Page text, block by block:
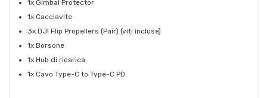
1x Gimbal Protector
1x Cacciavite
3x DJI Flip Propellers (Pair) (viti incluse)
1x Borsone
1x Hub di ricarica
1x Cavo Type-C to Type-C PD